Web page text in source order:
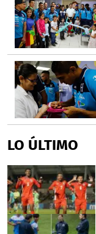
LO ÚLTIMO